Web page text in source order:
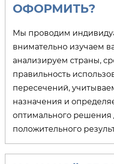
ОФОРМИТЬ?​
Мы проводим
внимательно изучаем
анализируем страны,
правильность
пересечений,
назначения и
оптимального решения
положительного